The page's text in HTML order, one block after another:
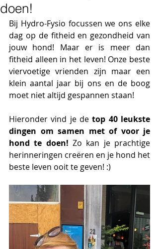
doen!
Bij Hydro-Fysio focussen we ons elke
dag op de fitheid en gezondheid van
jouw hond! Maar er is meer dan
fitheid alleen in het leven! Onze beste
viervoetige vrienden zijn maar een
klein aantal jaar bij ons en de boog
moet niet altijd gespannen staan!
Hieronder vind je de top 40 leukste
dingen om samen met of voor je
hond te doen! Zo kan je prachtige
herinneringen creëren en je hond het
beste leven ooit te geven! :)